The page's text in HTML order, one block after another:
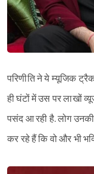
परिणीति ने ये म्यूजिक
ही घंटों में उस पर लाखों
पसंद आ रही है. लोग
कर रहे हैं कि वो और भी